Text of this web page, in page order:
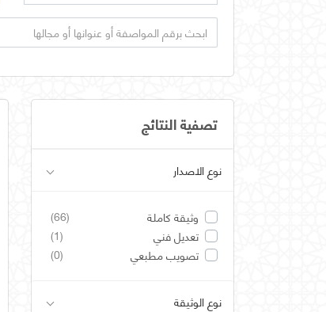
تصفية النتائج
نوع الاصدار
وثيقة كاملة
(66)
تعديل فني
(1)
تصويب مطبعي
(0)
نوع الوثيقة